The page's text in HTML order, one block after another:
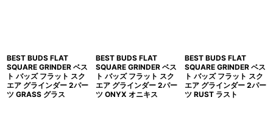
BEST BUDS FLAT
SQUARE GRINDER ベス
ト バッズ フラット スク
エア グラインダー 2パー
ツ GRASS グラス
BEST BUDS FLAT
SQUARE GRINDER ベス
ト バッズ フラット スク
エア グラインダー 2パー
ツ ONYX オニキス
BEST BUDS FLAT
SQUARE GRINDER ベス
ト バッズ フラット スク
エア グラインダー 2パー
ツ RUST ラスト